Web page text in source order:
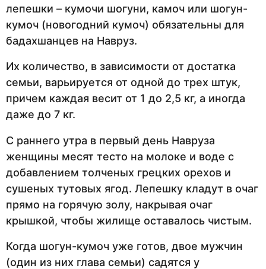
лепешки – кумочи шогуни, камоч или шогун-
кумоч (новогодний кумоч) обязательны для
бадахшанцев на Навруз.
Их количество, в зависимости от достатка
семьи, варьируется от одной до трех штук,
причем каждая весит от 1 до 2,5 кг, а иногда
даже до 7 кг.
С раннего утра в первый день Навруза
женщины месят тесто на молоке и воде с
добавлением толченых грецких орехов и
сушеных тутовых ягод. Лепешку кладут в очаг
прямо на горячую золу, накрывая очаг
крышкой, чтобы жилище оставалось чистым.
Когда шогун-кумоч уже готов, двое мужчин
(один из них глава семьи) садятся у